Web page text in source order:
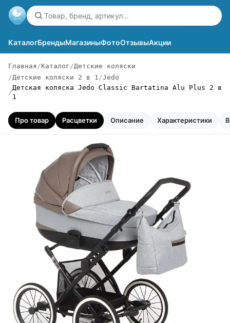
КаталогБрендыМагазиныФотоОтзывыАкции
Главная Каталог Детские коляски
Детские коляски 2 в 1 Jedo
Детская коляска Jedo Classic Bartatina Alu Plus 2 в
1
Про товар Расцветки Описание Характеристики